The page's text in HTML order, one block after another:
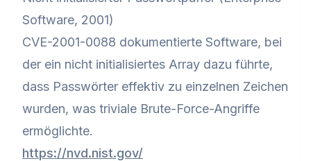
Software, 2001)
CVE-2001-0088 dokumentierte Software, bei
der ein nicht initialisiertes Array dazu führte,
dass Passwörter effektiv zu einzelnen Zeichen
wurden, was triviale Brute-Force-Angriffe
ermöglichte.
https://nvd.nist.gov/